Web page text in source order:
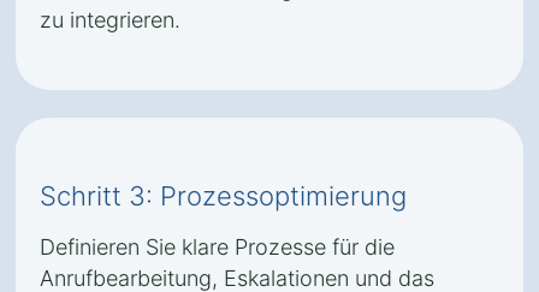
zu integrieren.
Schritt 3: Prozessoptimierung
Definieren Sie klare Prozesse für die
Anrufbearbeitung, Eskalationen und das